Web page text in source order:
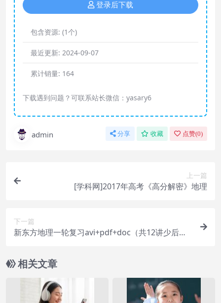
登录后下载
包含资源: (1个)
最近更新: 2024-09-07
累计销量: 164
下载遇到问题？可联系站长微信：yasary6
admin 分享 收藏 点赞(0)
上一篇
[学科网]2017年高考《高分解密》地理
下一篇
新东方地理一轮复习avi+pdf+doc（共12讲少后三
相关文章